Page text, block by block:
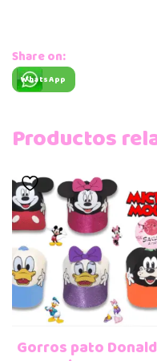
Share on:
WhatsApp
Productos
Gorros pato